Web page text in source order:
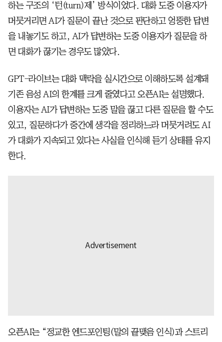
하는 구조의 ‘턴(turn)제’ 방식이었다. 대화 도중 이용자가
머뭇거리면 AI가 질문이 끝난 것으로 판단하고 엉뚱한 답변
을 내놓기도 하고, AI가 답변하는 도중 이용자가 질문을 하
면 대화가 끊기는 경우도 많았다.
GPT-라이브는 대화 맥락을 실시간으로 이해하도록 설계돼
기존 음성 AI의 한계를 크게 줄였다고 오픈AI는 설명했다.
이용자는 AI가 답변하는 도중 말을 끊고 다른 질문을 할 수도
있고, 질문하다가 중간에 생각을 정리하느라 머뭇거려도 AI
가 대화가 지속되고 있다는 사실을 인식해 듣기 상태를 유지
한다.
오픈AI는 “정교한 엔드포인팅(말의 끝맺음 인식)과 스트리